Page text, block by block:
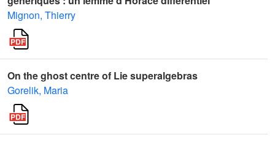
Mignon, Thierry
On the ghost centre of Lie superalgebras
Gorelik, Maria